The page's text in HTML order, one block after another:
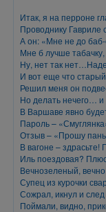
Итак, я на перроне
Проводнику Гавриле
А он: «Мне не до
Мне б лучше табачку,
Ну, нет так
И вот еще что
Решил меня он
Но делать нечего… и
В Варшаве явно
Пароль –
Отзыв – «Прошу
В вагоне – здрасьте!
Иль поездовая?
Вечнозеленый,
Супец из курочки
Сожрал, икнул и
Поймали, видно,